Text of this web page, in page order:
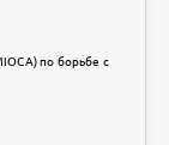
по борьбе с